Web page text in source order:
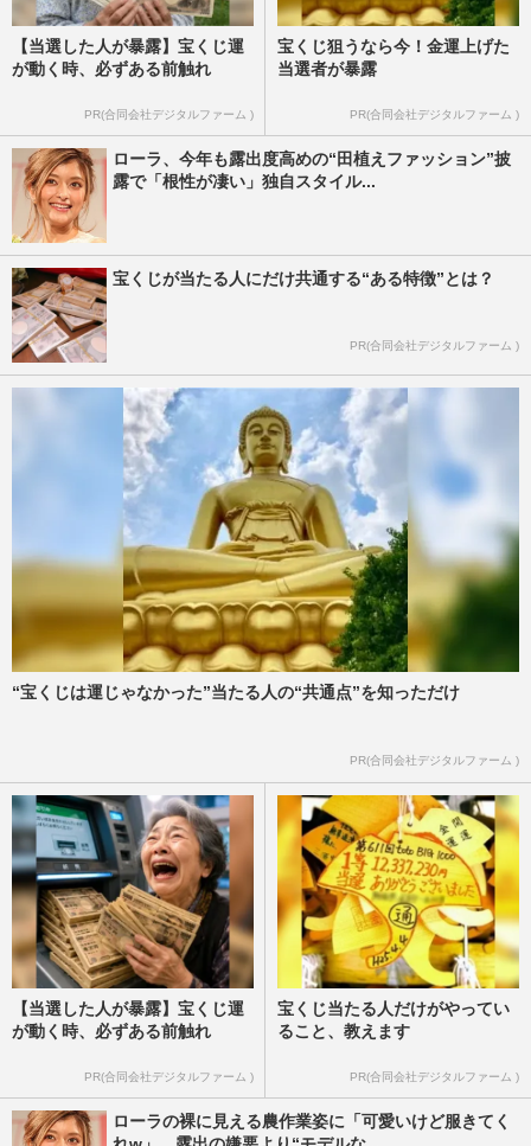
【当選した人が暴露】宝くじ運
が動く時、必ずある前触れ
PR(合同会社デジタルファーム )
宝くじ狙うなら今！金運上げた
当選者が暴露
PR(合同会社デジタルファーム )
ローラ、今年も露出度高めの“田植えファッション”披
露で「根性が凄い」独自スタイル...
宝くじが当たる人にだけ共通する“ある特徴”とは？
PR(合同会社デジタルファーム )
“宝くじは運じゃなかった”当たる人の“共通点”を知っただけ
PR(合同会社デジタルファーム )
【当選した人が暴露】宝くじ運
が動く時、必ずある前触れ
PR(合同会社デジタルファーム )
宝くじ当たる人だけがやってい
ること、教えます
PR(合同会社デジタルファーム )
ローラの裸に見える農作業姿に「可愛いけど服きてく